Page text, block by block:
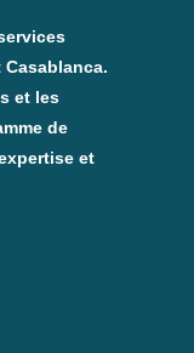
et les
de
et